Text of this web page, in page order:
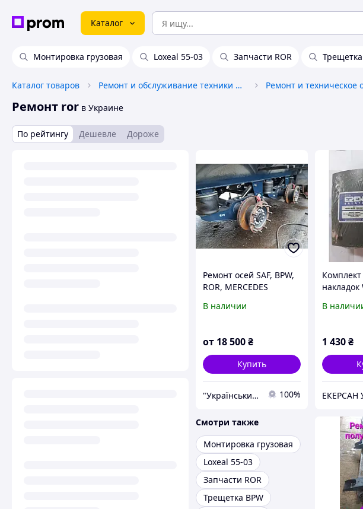
Каталог
Монтировка грузовая Loxeal 55-03 Запчасти ROR Трещетка
Каталог товаров Ремонт и обслуживание техники и оборудования
Ремонт ror в Украине
По рейтингу Дешевле Дороже
Ремонт осей SAF, BPW,
ROR, MERCEDES
В наличии
от 18 500₴
Купить
"Український Ресорний Центр" (УРЦ) 100%
накладок
ремонт
В
1 430₴
Смотри также
Монтировка грузовая
Loxeal 55-03
Запчасти ROR
Трещетка BPW